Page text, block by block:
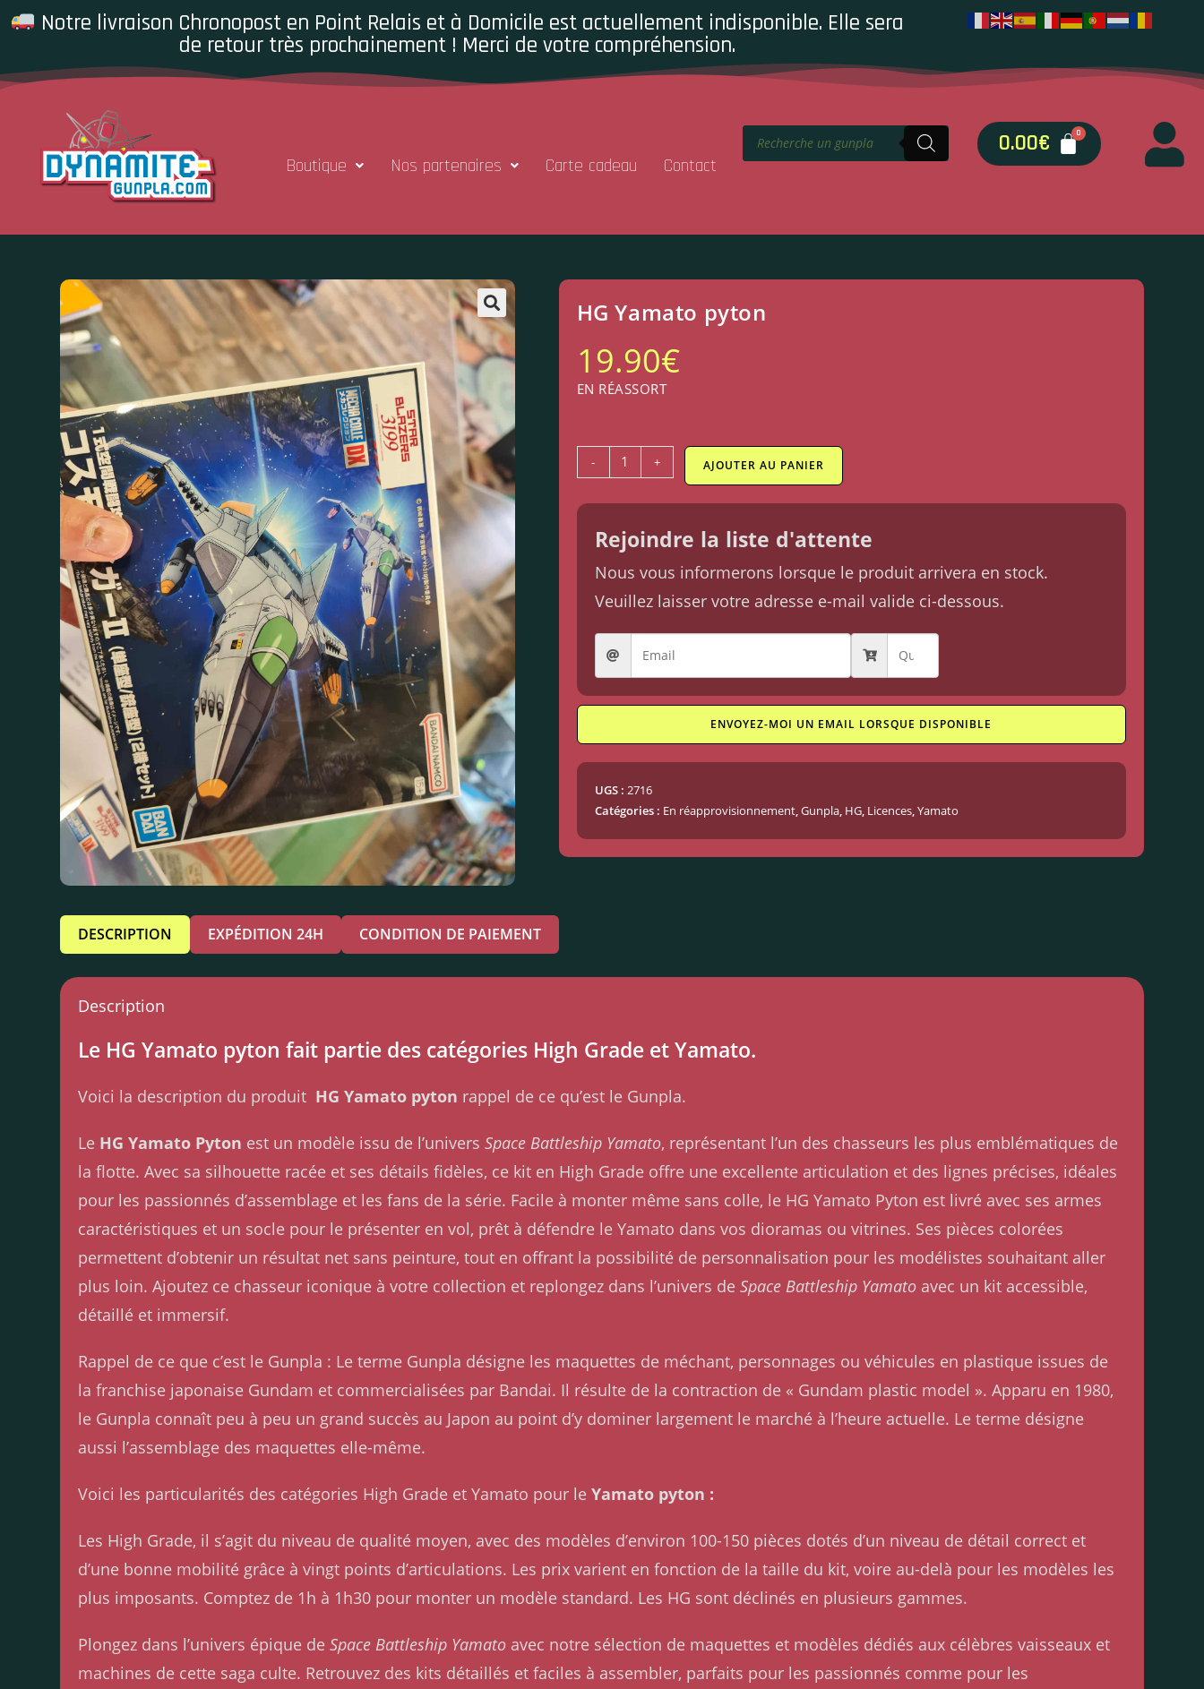
Notre livraison Chronopost en Point Relais et à Domicile est actuellement indisponible. Elle sera
de retour très prochainement ! Merci de votre compréhension.
Boutique Nos partenaires Carte cadeau Contact
0.00€
HG Yamato pyton
19.90€
EN RÉASSORT
- + AJOUTER AU PANIER
Rejoindre la liste d'attente
Nous vous informerons lorsque le produit arrivera en stock.
Veuillez laisser votre adresse e-mail valide ci-dessous.
ENVOYEZ-MOI UN EMAIL LORSQUE DISPONIBLE
UGS : 2716
Catégories : En réapprovisionnement, Gunpla, HG, Licences, Yamato
DESCRIPTION EXPÉDITION 24H CONDITION DE PAIEMENT
Description
Le HG Yamato pyton fait partie des catégories High Grade et Yamato.
Voici la description du produit HG Yamato pyton rappel de ce qu’est le Gunpla.
Le HG Yamato Pyton est un modèle issu de l’universSpace Battleship Yamato, représentant l’un des chasseurs les plus emblématiques de
la flotte. Avec sa silhouette racée et ses détails fidèles, ce kit en High Grade offre une excellente articulation et des lignes précises, idéales
pour les passionnés d’assemblage et les fans de la série. Facile à monter même sans colle, le HG Yamato Pyton est livré avec ses armes
caractéristiques et un socle pour le présenter en vol, prêt à défendre le Yamato dans vos dioramas ou vitrines. Ses pièces colorées
permettent d’obtenir un résultat net sans peinture, tout en offrant la possibilité de personnalisation pour les modélistes souhaitant aller
plus loin. Ajoutez ce chasseur iconique à votre collection et replongez dans l’univers deSpace Battleship Yamato avec un kit accessible,
détaillé et immersif.
Rappel de ce que c’est le Gunpla : Le terme Gunpla désigne les maquettes de méchant, personnages ou véhicules en plastique issues de
la franchise japonaise Gundam et commercialisées par Bandai. Il résulte de la contraction de « Gundam plastic model ». Apparu en 1980,
le Gunpla connaît peu à peu un grand succès au Japon au point d’y dominer largement le marché à l’heure actuelle. Le terme désigne
aussi l’assemblage des maquettes elle-même.
Voici les particularités des catégories High Grade et Yamato pour le Yamato pyton :
Les High Grade, il s’agit du niveau de qualité moyen, avec des modèles d’environ 100-150 pièces dotés d’un niveau de détail correct et
d’une bonne mobilité grâce à vingt points d’articulations. Les prix varient en fonction de la taille du kit, voire au-delà pour les modèles les
plus imposants. Comptez de 1h à 1h30 pour monter un modèle standard. Les HG sont déclinés en plusieurs gammes.
Plongez dans l’univers épique deSpace Battleship Yamato avec notre sélection de maquettes et modèles dédiés aux célèbres vaisseaux et
machines de cette saga culte. Retrouvez des kits détaillés et faciles à assembler, parfaits pour les passionnés comme pour les